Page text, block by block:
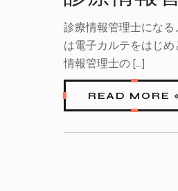
診療情報管理士にな
は電子カルテをはじ
情報管理士の […]
READ MORE